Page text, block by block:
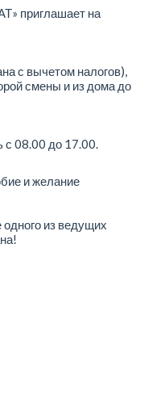
приглашает на
с вычетом налогов),
смены и из дома до
с 08.00 до 17.00.
и желание
из ведущих